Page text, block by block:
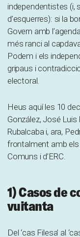
independentistes (i,
d’esquerres): si la
Govern amb
més ranci al
Podem i els
gripaus i
electoral.
Heus aquí les 10
González, José
Rubalcaba i, ara,
frontalment amb
Comuns i d’ERC.
1) Casos de
vuitanta
Del ‘cas Filesa’ al